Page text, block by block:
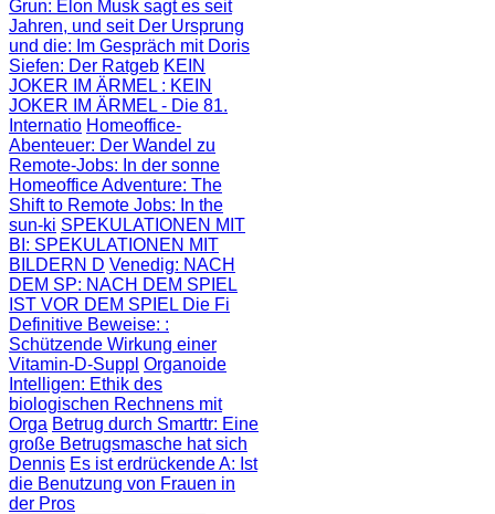
Grun: Elon Musk sagt es seit
Jahren, und seit Der Ursprung
und die: Im Gespräch mit Doris
Siefen: Der Ratgeb KEIN
JOKER IM ÄRMEL : KEIN
JOKER IM ÄRMEL - Die 81.
Internatio Homeoffice-
Abenteuer: Der Wandel zu
Remote-Jobs: In der sonne
Homeoffice Adventure: The
Shift to Remote Jobs: In the
sun-ki SPEKULATIONEN MIT
BI : SPEKULATIONEN MIT
BILDERN D Venedig: NACH
DEM SP: NACH DEM SPIEL
IST VOR DEM SPIEL Die Fi
Definitive Beweise: :
Schützende Wirkung einer
Vitamin-D-Suppl Organoide
Intelligen: Ethik des
biologischen Rechnens mit
Orga Betrug durch Smarttr: Eine
große Betrugsmasche hat sich
Dennis Es ist erdrückende A: Ist
die Benutzung von Frauen in
der Pros